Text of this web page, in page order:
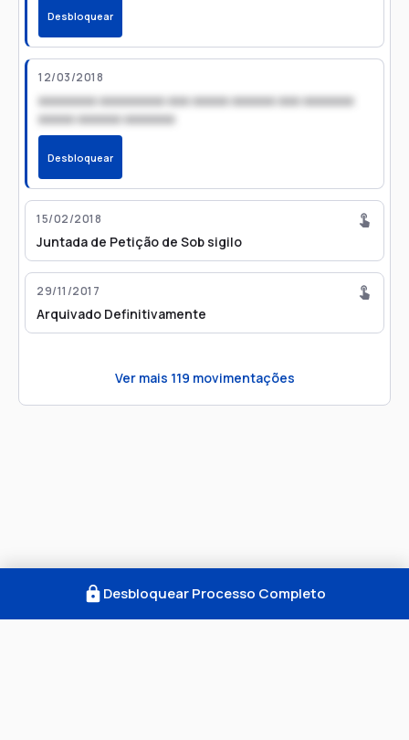
Desbloquear
12/03/2018
xxxxxxxx xxxxxxxxx xxx xxxxx xxxxxx xxx xxxxxxx
xxxxx xxxxxx xxxxxxx
Desbloquear
15/02/2018
Juntada de Petição de Sob sigilo
29/11/2017
Arquivado Definitivamente
Ver mais 119 movimentações
Desbloquear Processo Completo